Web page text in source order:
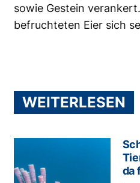
sowie Gestein
befruchteten Eier sich
WEITERLESEN
da